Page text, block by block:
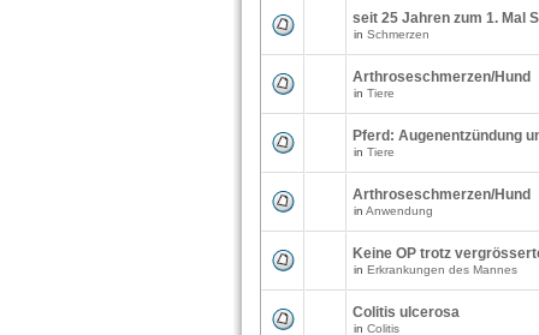
seit 25 Jahren zum 1. Mal
in Schmerzen
Arthroseschmerzen/Hund
in Tiere
Pferd: Augenentzündung
in Tiere
Arthroseschmerzen/Hund
in Anwendung
Keine OP trotz
in Erkrankungen des Mannes
Colitis ulcerosa
in Colitis